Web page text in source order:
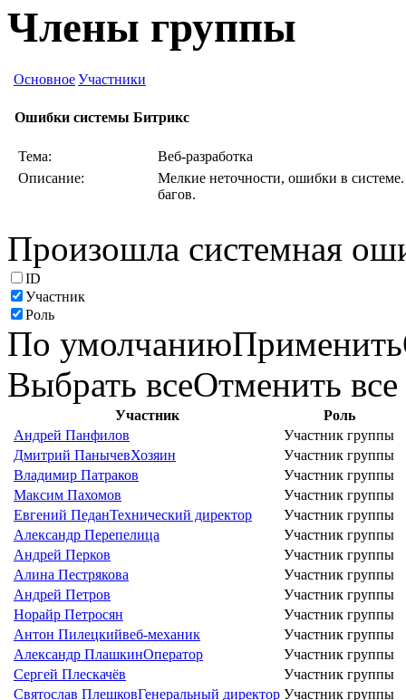
Члены группы
ОсновноеУчастники
Ошибки системы Битрикс
Тема:
Веб-разработка
Описание:
Мелкие неточности, ошибки в
багов.
Произошла системная
ID
Участник
Роль
По умолчаниюПрименить
Выбрать всеОтменить все
Участник
Роль
Андрей Панфилов
Участник группы
Дмитрий ПанычевХозяин
Участник группы
Владимир Патраков
Участник группы
Максим Пахомов
Участник группы
Евгений ПеданТехнический директор
Участник группы
Александр Перепелица
Участник группы
Андрей Перков
Участник группы
Алина Пестрякова
Участник группы
Андрей Петров
Участник группы
Норайр Петросян
Участник группы
Антон Пилецкийвеб-механик
Участник группы
Александр ПлашкинОператор
Участник группы
Сергей Плескачёв
Участник группы
Святослав ПлешковГенеральный директор Участник группы